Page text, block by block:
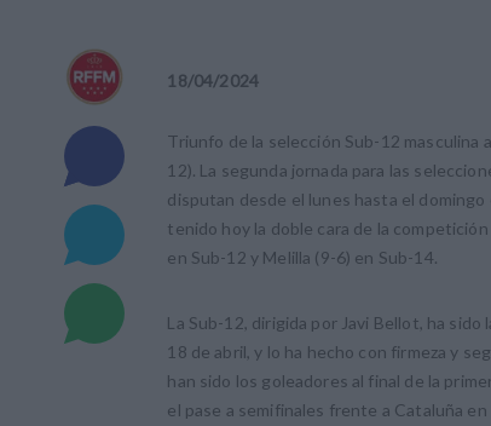
18/04/2024
Triunfo de la selección Sub-12 masculina
12). La segunda jornada para las
disputan desde el lunes hasta el domingo
tenido hoy la doble cara de la
en Sub-12 y Melilla (9-6) en Sub-14.
La Sub-12, dirigida por Javi Bellot, ha
18 de abril, y lo ha hecho con firmeza y
han sido los goleadores al final de la
el pase a semifinales frente a Cataluña